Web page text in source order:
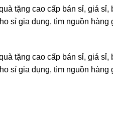
tặng cao cấp bán sỉ, giá
sỉ gia dụng, tìm nguồn
tặng cao cấp bán sỉ, giá
sỉ gia dụng, tìm nguồn